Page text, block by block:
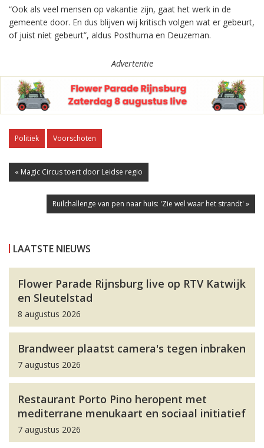
“Ook als veel mensen op vakantie zijn, gaat het werk in de
gemeente door. En dus blijven wij kritisch volgen wat er gebeurt,
of juist níet gebeurt”, aldus Posthuma en Deuzeman.
Advertentie
Politiek Voorschoten
« Magic Circus toert door Leidse regio
Ruilchallenge van pen naar huis: 'Zie wel waar het strandt' »
LAATSTE NIEUWS
Flower Parade Rijnsburg live op RTV Katwijk
en Sleutelstad
8 augustus 2026
Brandweer plaatst camera's tegen inbraken
7 augustus 2026
Restaurant Porto Pino heropent met
mediterrane menukaart en sociaal initiatief
7 augustus 2026